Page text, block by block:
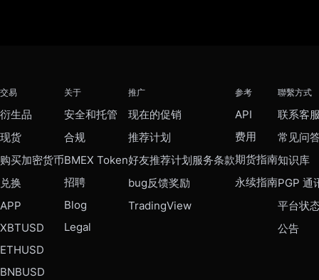
交易
衍生品
现货
购买加密货币
兑换
APP
XBTUSD
ETHUSD
BNBUSD
关于
安全和托管
合规
BMEX Token
招聘
Blog
Legal
推广
现在的促销
推荐计划
好友推荐计划服务条款
bug反馈奖励
TradingView
参考
API
费用
期货指南
永续指南
聯繫方式
联系客
常见问
知识库
PGP 通
平台状
公告